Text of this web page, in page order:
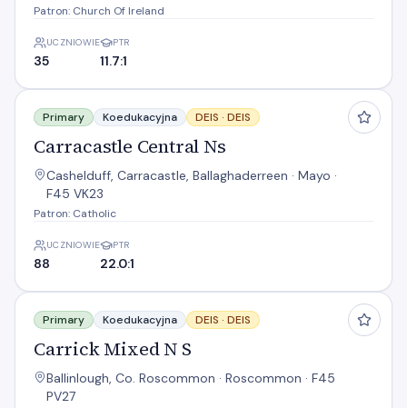
Patron: Church Of Ireland
UCZNIOWIE
35
PTR
11.7:1
Carracastle Central Ns
Primary Koedukacyjna DEIS · DEIS
Carracastle Central Ns
Cashelduff, Carracastle, Ballaghaderreen · Mayo ·
F45 VK23
Patron: Catholic
UCZNIOWIE
88
PTR
22.0:1
Carrick Mixed N S
Primary Koedukacyjna DEIS · DEIS
Carrick Mixed N S
Ballinlough, Co. Roscommon · Roscommon · F45
PV27